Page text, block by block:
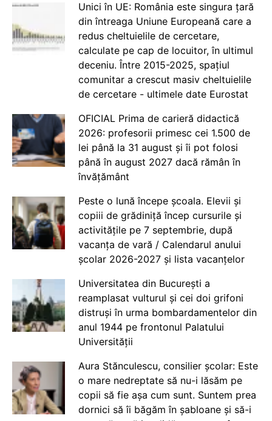
Unici în UE: România este singura țară
din întreaga Uniune Europeană care a
redus cheltuielile de cercetare,
calculate pe cap de locuitor, în ultimul
deceniu. Între 2015-2025, spațiul
comunitar a crescut masiv cheltuielile
de cercetare - ultimele date Eurostat
OFICIAL Prima de carieră didactică
2026: profesorii primesc cei 1.500 de
lei până la 31 august și îi pot folosi
până în august 2027 dacă rămân în
învățământ
Peste o lună începe școala. Elevii și
copiii de grădiniță încep cursurile și
activitățile pe 7 septembrie, după
vacanța de vară / Calendarul anului
școlar 2026-2027 și lista vacanțelor
Universitatea din București a
reamplasat vulturul și cei doi grifoni
distruși în urma bombardamentelor din
anul 1944 pe frontonul Palatului
Universității
Aura Stănculescu, consilier școlar: Este
o mare nedreptate să nu-i lăsăm pe
copii să fie așa cum sunt. Suntem prea
dornici să îi băgăm în șabloane și să-i